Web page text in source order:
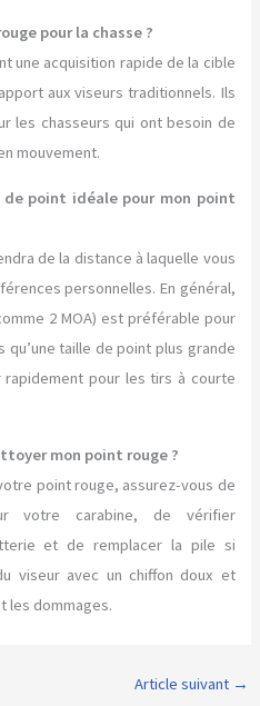
pour la chasse ?
une acquisition rapide de la cible
aux viseurs traditionnels. Ils
les chasseurs qui ont besoin de
mouvement.
point idéale pour mon point
de la distance à laquelle vous
personnelles. En général,
2 MOA) est préférable pour
taille de point plus grande
pour les tirs à courte
mon point rouge ?
point rouge, assurez-vous de
votre carabine, de vérifier
et de remplacer la pile si
viseur avec un chiffon doux et
les dommages.
Article suivant →